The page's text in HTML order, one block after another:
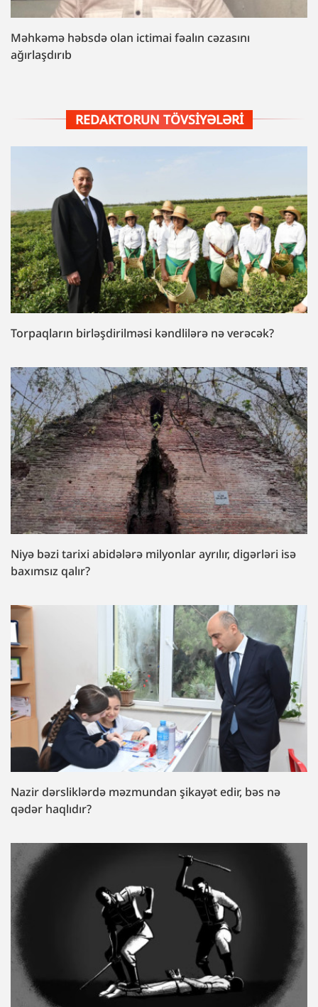
Məhkəmə həbsdə olan ictimai fəalın cəzasını
ağırlaşdırıb
REDAKTORUN TÖVSIYƏLƏRI
Torpaqların birləşdirilməsi kəndlilərə nə verəcək?
Niyə bəzi tarixi abidələrə milyonlar ayrılır, digərləri isə
baxımsız qalır?
Nazir dərsliklərdə məzmundan şikayət edir, bəs nə
qədər haqlıdır?